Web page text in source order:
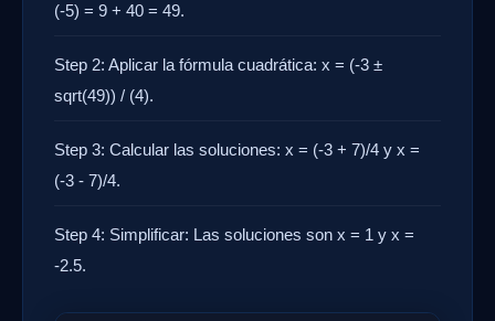
(-5) = 9 + 40 = 49.
Step 2: Aplicar la fórmula cuadrática: x = (-3 ±
sqrt(49)) / (4).
Step 3: Calcular las soluciones: x = (-3 + 7)/4 y x =
(-3 - 7)/4.
Step 4: Simplificar: Las soluciones son x = 1 y x =
-2.5.